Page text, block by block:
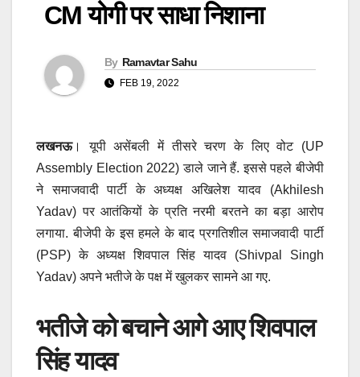
CM योगी पर साधा निशाना
By Ramavtar Sahu
FEB 19, 2022
लखनऊ। यूपी असेंबली में तीसरे चरण के लिए वोट (UP
Assembly Election 2022) डाले जाने हैं. इससे पहले बीजेपी
ने समाजवादी पार्टी के अध्यक्ष अखिलेश यादव (Akhilesh
Yadav) पर आतंकियों के प्रति नरमी बरतने का बड़ा आरोप
लगाया. बीजेपी के इस हमले के बाद प्रगतिशील समाजवादी पार्टी
(PSP) के अध्यक्ष शिवपाल सिंह यादव (Shivpal Singh
Yadav) अपने भतीजे के पक्ष में खुलकर सामने आ गए.
भतीजे को बचाने आगे आए शिवपाल
सिंह यादव